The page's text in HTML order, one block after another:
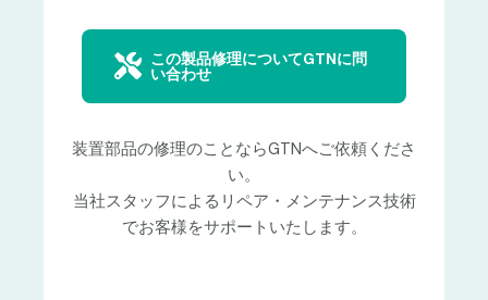
この製品修理についてGTNに問
い合わせ
装置部品の修理のことならGTNへご依頼くださ
い。
当社スタッフによるリペア・メンテナンス技術
でお客様をサポートいたします。